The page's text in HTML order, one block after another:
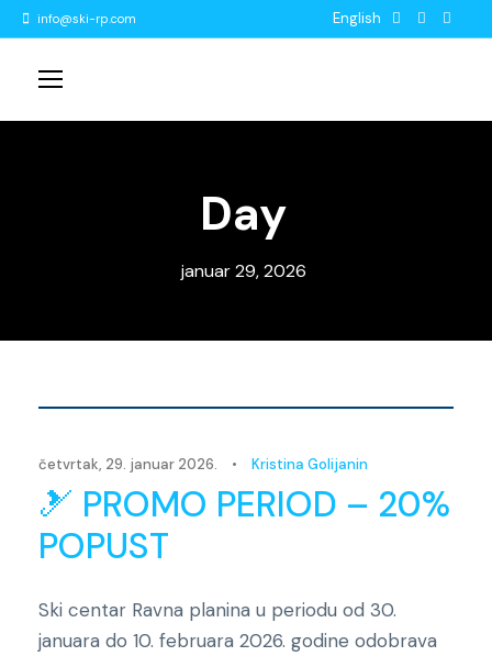
info@ski-rp.com English
Day
januar 29, 2026
četvrtak, 29. januar 2026. • Kristina Golijanin
🎿 PROMO PERIOD – 20%
POPUST
Ski centar Ravna planina u periodu od 30.
januara do 10. februara 2026. godine odobrava